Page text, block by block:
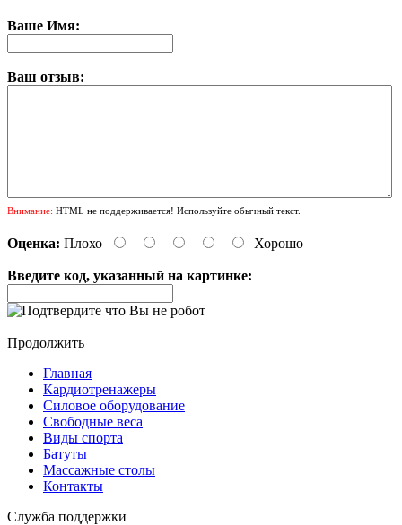
Ваше Имя:
Ваш отзыв:
Внимание: HTML не поддерживается! Используйте обычный текст.
Оценка: Плохо Хорошо
Введите код, указанный на картинке:
Продолжить
Главная
Кардиотренажеры
Силовое оборудование
Свободные веса
Виды спорта
Батуты
Массажные столы
Контакты
Служба поддержки